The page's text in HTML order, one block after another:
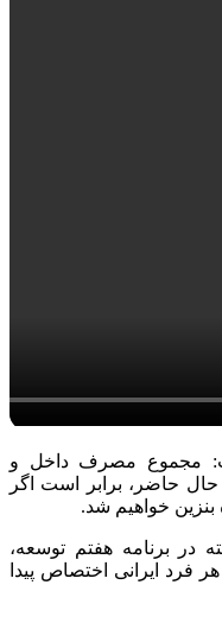
مجموع مصرف داخل و
حال حاضر، برابر است اگر
بنزین خواهیم شد.
در برنامه هفتم توسعه،
فرد ایرانی اختصاص پیدا